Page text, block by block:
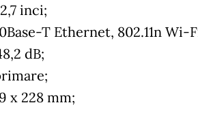
inci;
T Ethernet, 802.11n Wi-
dB;
x 228 mm;